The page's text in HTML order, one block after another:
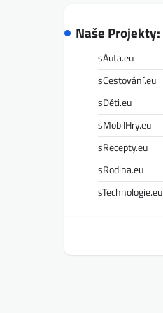
Naše Projekty:
sAuta.eu
sCestování.eu
sDěti.eu
sMobilHry.eu
sRecepty.eu
sRodina.eu
sTechnologie.eu